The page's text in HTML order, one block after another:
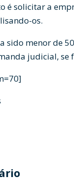
é solicitar a
os.
sido menor de
judicial, se